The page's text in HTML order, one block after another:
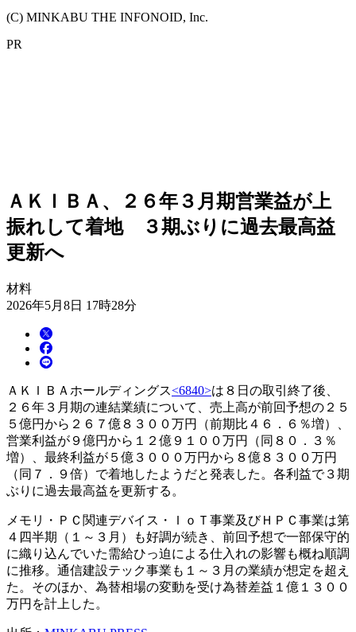
(C) MINKABU THE INFONOID, Inc.
PR
ＡＫＩＢＡ、２６年３月期営業益が上
振れして着地 ３期ぶりに過去最高益
更新へ
材料
2026年5月8日 17時28分
ＡＫＩＢＡホールディングス<6840>は８日の取引終了後、
２６年３月期の連結業績について、売上高が前回予想の２５
５億円から２６７億８３００万円（前期比４６．６％増）、
営業利益が９億円から１２億９１００万円（同８０．３％
増）、最終利益が５億３０００万円から８億８３００万円
（同７．９倍）で着地したようだと発表した。各利益で３期
ぶりに過去最高益を更新する。
メモリ・ＰＣ関連デバイス・ＩｏＴ事業及びＨＰＣ事業は第
４四半期（１～３月）も好調が続き、前回予想で一部保守的
に織り込んでいた需給ひっ迫による仕入れの影響も概ね順調
に推移。通信建設テック事業も１～３月の業績が想定を超え
た。そのほか、為替相場の変動を受け為替差益１億１３００
万円を計上した。